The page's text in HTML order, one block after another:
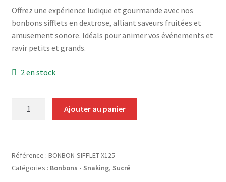
Grinders
Plateau pour rouler
Encens
Offrez une expérience ludique et gourmande avec nos
bonbons sifflets en dextrose, alliant saveurs fruitées et
amusement sonore. Idéals pour animer vos événements et
ravir petits et grands.
2 en stock
(display
de
Ajouter au panier
Référence : BONBON-SIFFLET-X125
Catégories : Bonbons - Snaking, Sucré